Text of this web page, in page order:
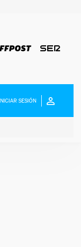
INICIAR SESIÓN